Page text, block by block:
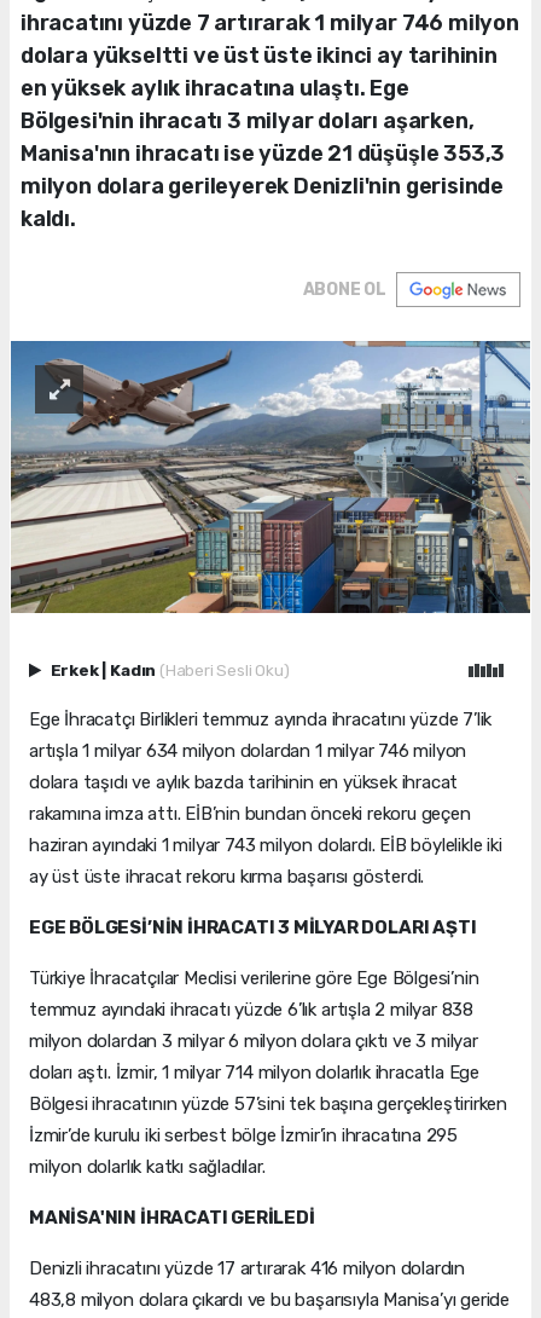
ihracatını yüzde 7 artırarak 1 milyar 746 milyon
dolara yükseltti ve üst üste ikinci ay tarihinin
en yüksek aylık ihracatına ulaştı. Ege
Bölgesi'nin ihracatı 3 milyar doları aşarken,
Manisa'nın ihracatı ise yüzde 21 düşüşle 353,3
milyon dolara gerileyerek Denizli'nin gerisinde
kaldı.
ABONE OL
Erkek Kadın (Haberi Sesli Oku)
Ege İhracatçı Birlikleri temmuz ayında ihracatını yüzde 7’lik
artışla 1 milyar 634 milyon dolardan 1 milyar 746 milyon
dolara taşıdı ve aylık bazda tarihinin en yüksek ihracat
rakamına imza attı. EİB’nin bundan önceki rekoru geçen
haziran ayındaki 1 milyar 743 milyon dolardı. EİB böylelikle iki
ay üst üste ihracat rekoru kırma başarısı gösterdi.
EGE BÖLGESİ’NİN İHRACATI 3 MİLYAR DOLARI AŞTI
Türkiye İhracatçılar Meclisi verilerine göre Ege Bölgesi’nin
temmuz ayındaki ihracatı yüzde 6’lık artışla 2 milyar 838
milyon dolardan 3 milyar 6 milyon dolara çıktı ve 3 milyar
doları aştı. İzmir, 1 milyar 714 milyon dolarlık ihracatla Ege
Bölgesi ihracatının yüzde 57’sini tek başına gerçekleştirirken
İzmir’de kurulu iki serbest bölge İzmir’in ihracatına 295
milyon dolarlık katkı sağladılar.
MANİSA'NIN İHRACATI GERİLEDİ
Denizli ihracatını yüzde 17 artırarak 416 milyon dolardın
483,8 milyon dolara çıkardı ve bu başarısıyla Manisa’yı geride